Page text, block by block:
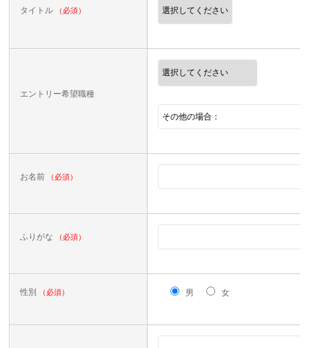
タイトル （必須）
エントリー希望職種
お名前 （必須）
ふりがな （必須）
性別 （必須） 男 女